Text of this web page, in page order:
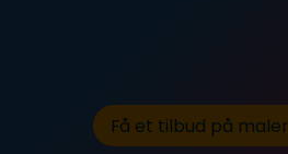
Få et tilbud på